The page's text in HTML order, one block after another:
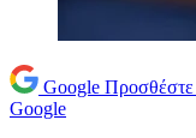
Google
Google